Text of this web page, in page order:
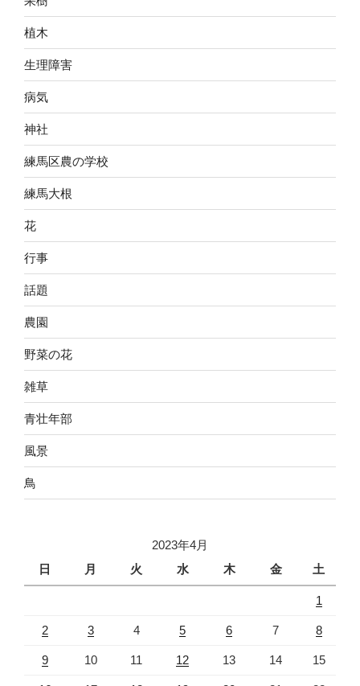
植木
生理障害
病気
神社
練馬区農の学校
練馬大根
花
行事
話題
農園
野菜の花
雑草
青壮年部
風景
鳥
2023年4月
日
月 火 水 木 金 土
1
2 3 4 5 6 7 8
9 10 11 12 13 14 15